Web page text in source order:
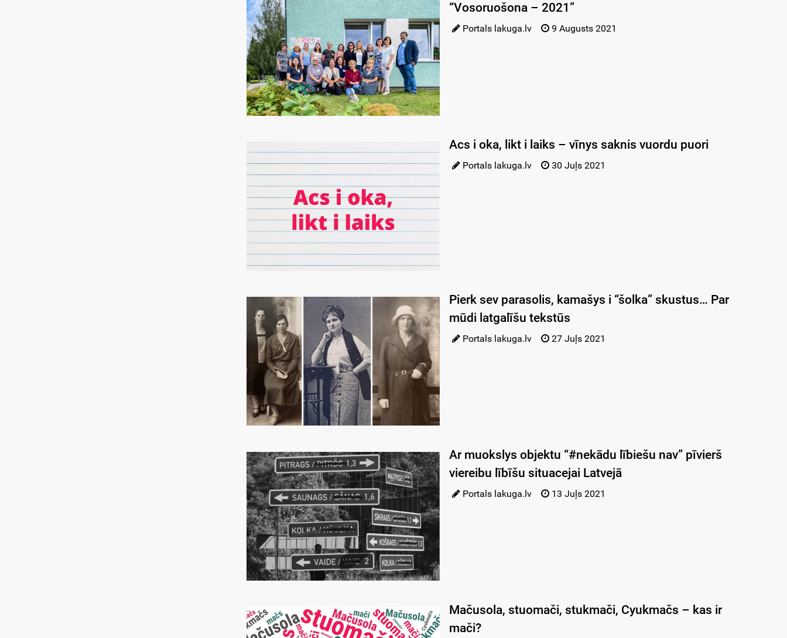
“Vosoruošona – 2021”
Portals lakuga.lv 9 Augusts 2021
Acs i oka, likt i laiks – vīnys saknis vuordu puori
Portals lakuga.lv 30 Juļs 2021
Pierk sev parasolis, kamašys i “šolka” skustus… Par
mūdi latgalīšu tekstūs
Portals lakuga.lv 27 Juļs 2021
Ar muokslys objektu “#nekādu lībiešu nav” pīvierš
viereibu lībīšu situacejai Latvejā
Portals lakuga.lv 13 Juļs 2021
Mačusola, stuomači, stukmači, Cyukmačs – kas ir
mači?